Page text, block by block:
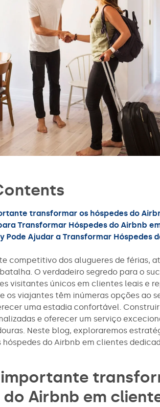
transformar os hóspedes do
Transformar Hóspedes do Airbnb
Pode Ajudar a Transformar Hóspedes
competitivo dos alugueres de férias,
O verdadeiro segredo para o
visitantes únicos em clientes leais e
os viajantes têm inúmeras opções ao
uma estadia confortável.
e oferecer um serviço
Neste blog, exploraremos
hóspedes do Airbnb em clientes
importante
do Airbnb em